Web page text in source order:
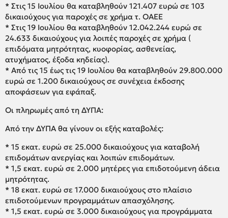
* Στις 15 Ιουλίου θα καταβληθούν 121.407 ευρώ σε 103
δικαιούχους για παροχές σε χρήμα τ. ΟΑΕΕ
* Στις 19 Ιουλίου θα καταβληθούν 12.042.244 ευρώ σε
24.633 δικαιούχους για λοιπές παροχές σε χρήμα (
επιδόματα μητρότητας, κυοφορίας, ασθενείας,
ατυχήματος, έξοδα κηδείας).
* Από τις 15 έως τις 19 Ιουλίου θα καταβληθούν 29.800.000
ευρώ σε 1.200 δικαιούχους σε συνέχεια έκδοσης
αποφάσεων για εφάπαξ.
Οι πληρωμές από τη ΔΥΠΑ:
Από την ΔΥΠΑ θα γίνουν οι εξής καταβολές:
* 15 εκατ. ευρώ σε 25.000 δικαιούχους για καταβολή
επιδομάτων ανεργίας και λοιπών επιδομάτων.
* 1,5 εκατ. ευρώ σε 2.000 μητέρες για επιδοτούμενη άδεια
μητρότητας.
* 18 εκατ. ευρώ σε 17.000 δικαιούχους στο πλαίσιο
επιδοτούμενων προγραμμάτων απασχόλησης.
* 1,5 εκατ. ευρώ σε 3.000 δικαιούχους για προγράμματα